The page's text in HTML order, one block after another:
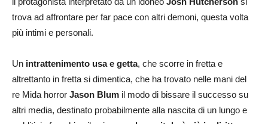
trova ad affrontare per far pace con altri demoni, questa volta
più intimi e personali.
Un intrattenimento usa e getta, che scorre in fretta e
altrettanto in fretta si dimentica, che ha trovato nelle mani del
re Mida horror Jason Blum il modo di bissare il successo su
altri media, destinato probabilmente alla nascita di un lungo e